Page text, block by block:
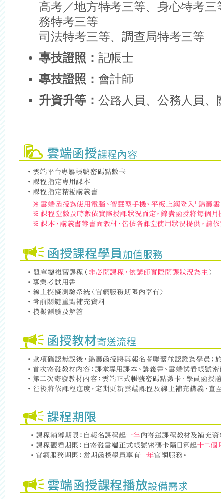
高考／地方特考三等、身心特考
務特考三等
司法特考三等、調查局特考三等
專技證照： 記帳士
專技證照： 會計師
升資升等： 公路人員、公務人員、